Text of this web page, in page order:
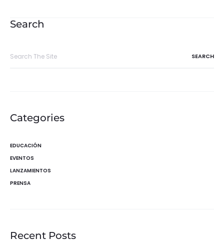
entradas
Search
Categories
EDUCACIÓN
EVENTOS
LANZAMIENTOS
PRENSA
Recent Posts